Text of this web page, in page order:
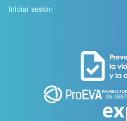
Menu
Iniciar sesión